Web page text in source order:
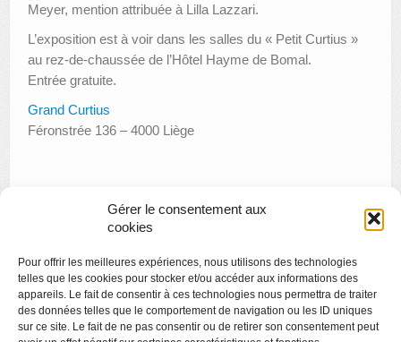
Gérer le consentement aux
cookies
Pour offrir les meilleures expériences, nous utilisons des technologies
telles que les cookies pour stocker et/ou accéder aux informations des
appareils. Le fait de consentir à ces technologies nous permettra de traiter
des données telles que le comportement de navigation ou les ID uniques
sur ce site. Le fait de ne pas consentir ou de retirer son consentement peut
Meyer, mention attribuée à Lilla Lazzari.
L’exposition est à voir dans les salles du « Petit Curtius »
au rez-de-chaussée de l’Hôtel Hayme de Bomal.
Entrée gratuite.
Grand Curtius
Féronstrée 136 – 4000 Liège
Prix Collignon
Visite en famille : découverte amusante du BAL